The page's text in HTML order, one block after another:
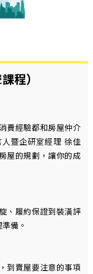
程）
費經驗都和房屋仲介
暨企研室經理 徐佳
屋的規劃，讓你的成
、履約保證到裝潢評
備。
到賣屋要注意的事項